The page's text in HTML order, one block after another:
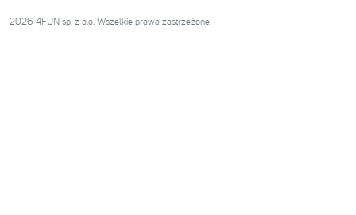
2026 4FUN sp. z o.o. Wszelkie prawa zastrzeżone.